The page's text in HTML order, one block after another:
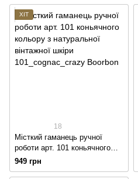
ХІТ
18
Місткий гаманець ручної
роботи арт. 101 коньячного
кольору з натуральної
949 грн